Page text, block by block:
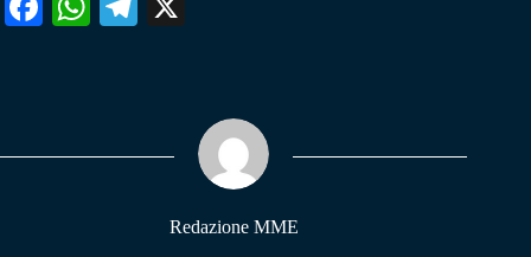
pp m
Redazione MME